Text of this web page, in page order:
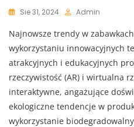
Sie 31, 2024 Admin
Najnowsze trendy w
wykorzystaniu innowacyjnych
atrakcyjnych i edukacyjnych
rzeczywistość (AR) i wirtualna
interaktywne, angażujące
ekologiczne tendencje w
wykorzystanie